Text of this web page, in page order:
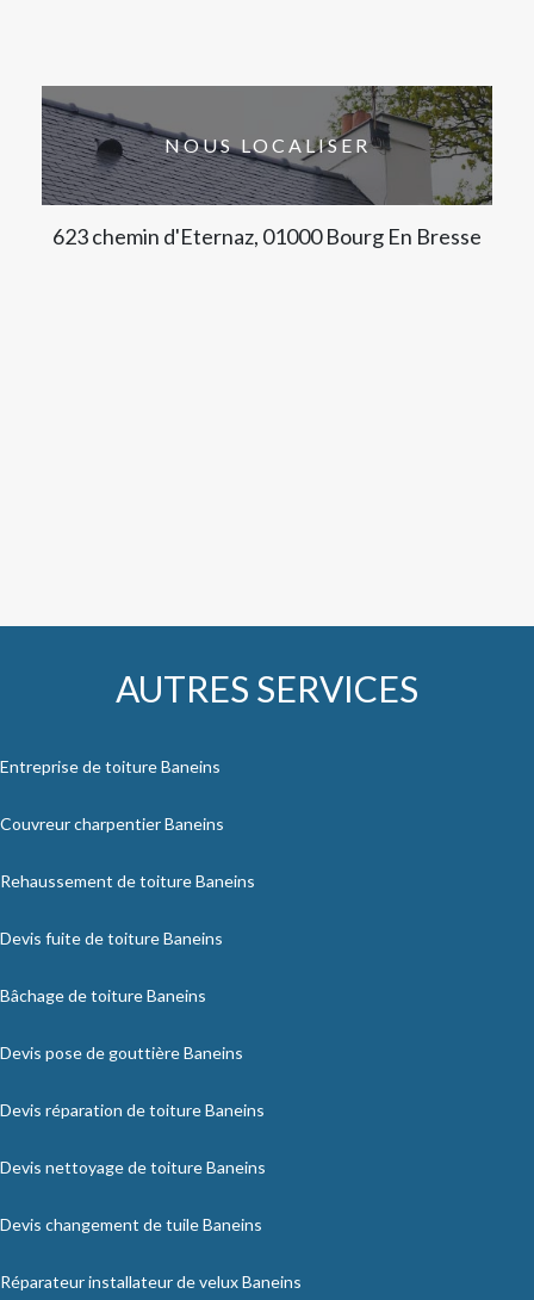
NOUS LOCALISER
623 chemin d'Eternaz, 01000 Bourg En Bresse
AUTRES SERVICES
Entreprise de toiture Baneins
Couvreur charpentier Baneins
Rehaussement de toiture Baneins
Devis fuite de toiture Baneins
Bâchage de toiture Baneins
Devis pose de gouttière Baneins
Devis réparation de toiture Baneins
Devis nettoyage de toiture Baneins
Devis changement de tuile Baneins
Réparateur installateur de velux Baneins